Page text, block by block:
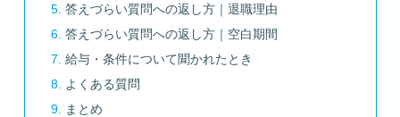
答えづらい質問への返し方｜退職理由
答えづらい質問への返し方｜空白期間
給与・条件について聞かれたとき
よくある質問
まとめ